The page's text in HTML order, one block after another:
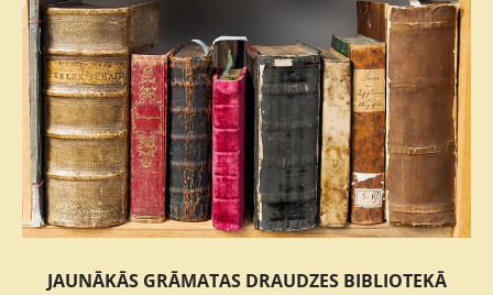
JAUNĀKĀS GRĀMATAS DRAUDZES BIBLIOTEKĀ